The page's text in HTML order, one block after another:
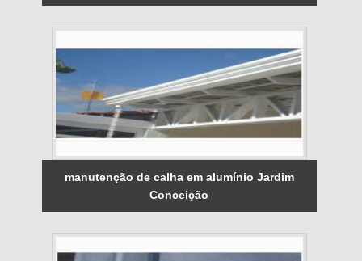
manutenção de calha em alumínio Jardim
Conceição